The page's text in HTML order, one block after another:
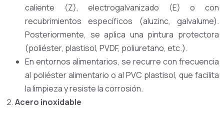
caliente (Z), electrogalvanizado (E) o con
recubrimientos específicos (aluzinc, galvalume).
Posteriormente, se aplica una pintura protectora
(poliéster, plastisol, PVDF, poliuretano, etc.).
En entornos alimentarios, se recurre con frecuencia
al poliéster alimentario o al PVC plastisol, que facilita
la limpieza y resiste la corrosión.
Acero inoxidable